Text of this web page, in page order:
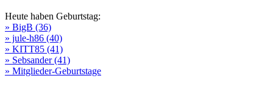
Heute haben Geburtstag:
» BigB (36)
» jule-h86 (40)
» KITT85 (41)
» Sebsander (41)
» Mitglieder-Geburtstage